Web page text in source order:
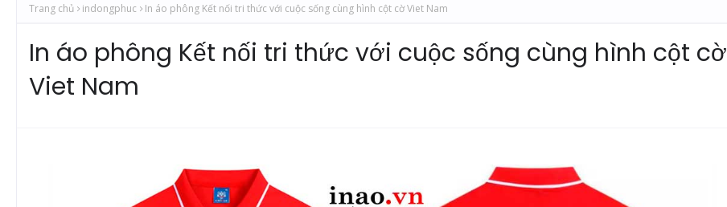
Trang chủ indongphuc In áo phông Kết nối tri thức với cuộc sống cùng hình cột cờ Viet Nam
In áo phông Kết nối tri thức với cuộc sống cùng hình cột cờ
Viet Nam